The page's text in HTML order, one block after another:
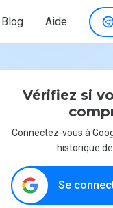
Blog Aide
Vérifiez si
Connectez-vous à
historique
Se